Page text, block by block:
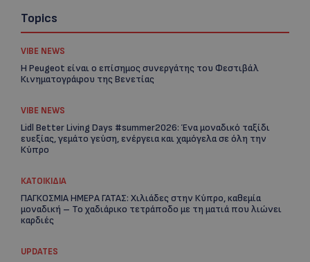
Topics
VIBE NEWS
Η Peugeot είναι ο επίσημος συνεργάτης του Φεστιβάλ
Κινηματογράφου της Βενετίας
VIBE NEWS
Lidl Better Living Days #summer2026: Ένα μοναδικό ταξίδι
ευεξίας, γεμάτο γεύση, ενέργεια και χαμόγελα σε όλη την
Κύπρο
ΚΑΤΟΙΚΙΔΙΑ
ΠΑΓΚΟΣΜΙΑ ΗΜΕΡΑ ΓΑΤΑΣ: Χιλιάδες στην Κύπρο, καθεμία
μοναδική – Το χαδιάρικο τετράποδο με τη ματιά που λιώνει
καρδιές
UPDATES